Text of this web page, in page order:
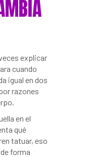
explicar
cuando
igual en dos
razones
en el
qué
tatuar, eso
forma